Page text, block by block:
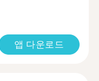
앱 다운로드